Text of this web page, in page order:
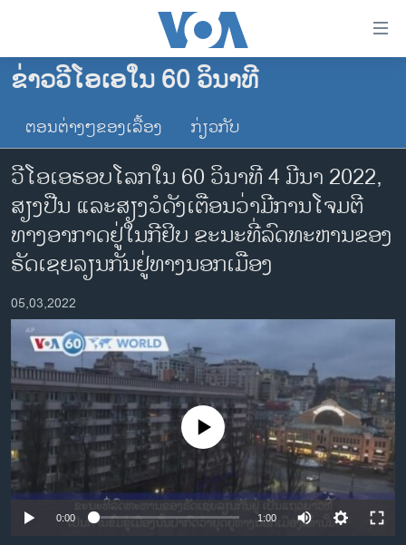
ເຂົ້າ
ຂ້າມ
ຂ້າມ
ໄປ
ຫາ
ຊອກ
ຄົ້ນ
ໂຮມເພຈ
ລາວ
ອາເມຣິກາ
ການເລືອກຕັ້ງ ປະທານາທີບໍດີ ສະຫະລັດ 2024
ຂ່າວ​ຈີນ
ໂລກ
ອິດສະຫຼະພາບດ້ານການຂ່າວ
ຊີວິດຊາວລາວ
ຊຸມຊົນຊາວລາວ
ວິທະຍາສາດ-ເທັກໂນໂລຈີ
ທຸລະກິດ
ພາສາອັງກິດ
ວີດີໂອ
ຂ່າວວີໂອເອໃນ 60 ວິນາທີ
ຕອນຕ່າງໆຂອງເລື້ອງ ກ່ຽວກັບ
ວີໂອເອຮອບໂລກໃນ 60 ວິນາທີ 4 ມີ​ນາ 2022,
ສຽງປືນ ແລະສຽງວໍດັງເຕືອນວ່າມີການໂຈມຕີ
ທາງອາກາດຢູ່ໃນກີຢິບ ຂະນະທີ່ລົດທະຫານຂອງ
ຣັດເຊຍລຽນກັນຢູ່ທາງນອກເມືອງ
05,03,2022
No media source currently available
0:00 1:00